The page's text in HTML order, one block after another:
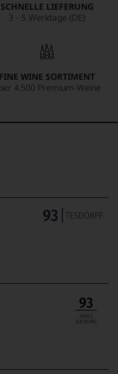
SCHNELLE LIEFERUNG
3 - 5 Werktage (DE)
FINE WINE SORTIMENT
4.500 Premium-Weine